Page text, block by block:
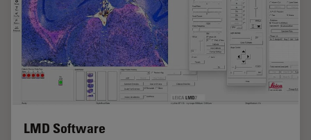
LMD Software